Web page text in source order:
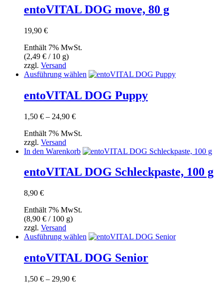
werden
entoVITAL DOG move, 80 g
19,90 €
Enthält 7% MwSt.
(2,49 € / 10 g)
zzgl. Versand
Ausführung wählen Dieses
weist
mehrere
können
auf
Produktseite
entoVITAL DOG Puppy
1,50 € – 24,90 €Preisspanne:
bis
Enthält 7% MwSt.
zzgl. Versand
In den Warenkorb
entoVITAL DOG Schleckpaste, 100 g
8,90 €
Enthält 7% MwSt.
(8,90 € / 100 g)
zzgl. Versand
Ausführung wählen Dieses
weist
mehrere
entoVITAL DOG Senior
1,50 € – 29,90 €Preisspanne: